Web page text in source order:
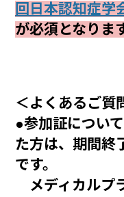
回日本認知症学
が必須となりま
＜よくあるご質
●参加証につい
た方は、期間終
です。
メディカルプ